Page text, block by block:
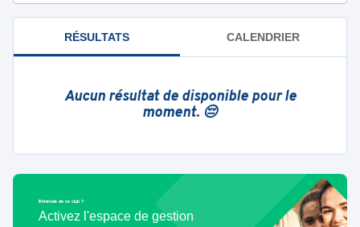
RÉSULTATS CALENDRIER
Aucun résultat de disponible pour le
moment. 😔
Bénévole de ce club ?
Activez l'espace de gestion